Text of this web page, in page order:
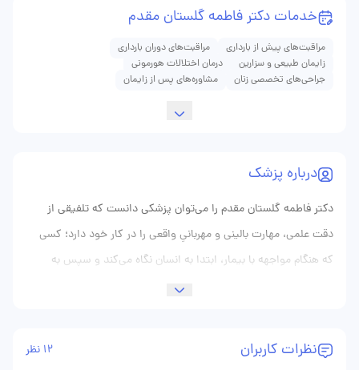
خدمات دکتر فاطمه گلستان مقدم
مراقبت‌های پیش از بارداری
مراقبت‌های دوران بارداری
زایمان طبیعی و سزارین
درمان اختلالات هورمونی
جراحی‌های تخصصی زنان
مشاوره‌های پس از زایمان
درباره پزشک
دکتر فاطمه گلستان ‌مقدم را می‌توان پزشکی دانست که تلفیقی از
دقت علمی، مهارت بالینی و مهربانیِ واقعی را در کار خود دارد؛ کسی
که هنگام مواجهه با بیمار، ابتدا به انسان نگاه می‌کند و سپس به
بیماری. این نگاهِ اولویت‌دار به انسان، مبنای همهٔ تصمیم‌های
جسمی، روانی و اجتماعی بیمار را بفهمند. می‌پرسند چگونه
نظرات کاربران 12 نظر